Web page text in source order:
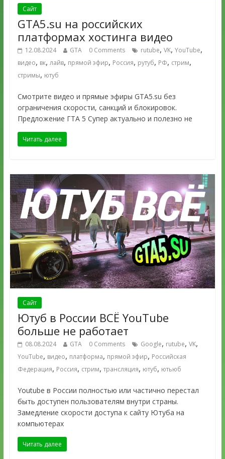
Сайт
GTA5.su на российских
платформах хостинга видео
12.08.2024 GTA 0 Comments rutube, VK, YouTube,
видео, вк, лайв, прямой эфир, Россия, рутуб, РФ, стрим,
стримы, ютуб
Смотрите видео и прямые эфиры GTA5.su без
ограничения скорости, санкций и блокировок.
Предложение ГТА 5 Супер актуально и полезно не
Читать далее
Сайт
Ютуб в России ВСЁ YouTube
больше не работает
08.08.2024 GTA 0 Comments Google, rutube, VK,
YouTube, видео, платформа, прямой эфир, Российская
Федерация, Россия, стрим, трансляция, ютуб, ютьюб
Youtube в России полностью или частично перестал
быть доступен пользователям внутри страны.
Замедление скорости доступа к сайту Ютуба на
компьютерах
Читать далее